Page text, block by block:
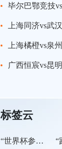
毕尔巴鄂竞技
上海同济vs武
上海橘橙vs泉
广西恒宸vs昆
标签云
“世界杯参赛球队后勤保障中的通关效率变量：基于三国海关运作的战术评估模型”